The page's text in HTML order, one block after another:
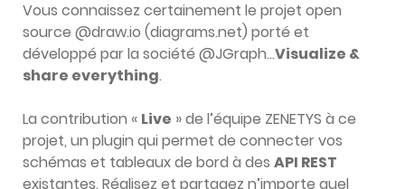
Vous connaissez certainement le projet open
source @draw.io (diagrams.net) porté et
développé par la société @JGraph…Visualize &
share everything.
La contribution « Live » de l’équipe ZENETYS à ce
projet, un plugin qui permet de connecter vos
schémas et tableaux de bord à des API REST
existantes. Réalisez et partagez n’importe quel